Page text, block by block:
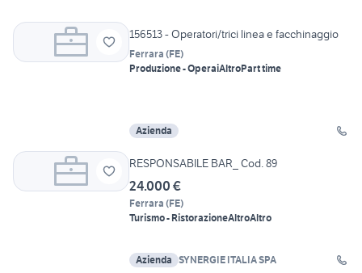
156513 - Operatori/trici linea e facchinaggio
Ferrara (FE)
Produzione - OperaiAltroPart time
Azienda
RESPONSABILE BAR_ Cod. 89
24.000 €
Ferrara (FE)
Turismo - RistorazioneAltroAltro
Azienda SYNERGIE ITALIA SPA